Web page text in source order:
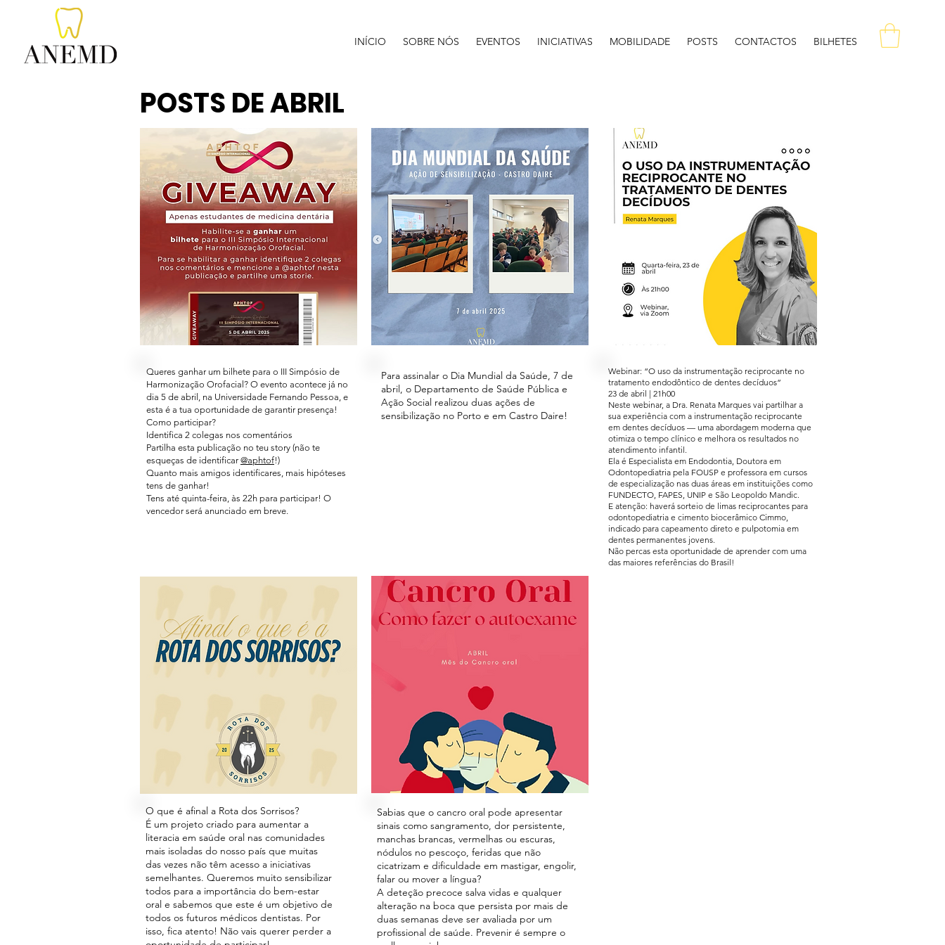
INÍCIO SOBRE NÓS EVENTOS INICIATIVAS MOBILIDADE POSTS CONTACTOS BILHETES
POSTS DE ABRIL
Queres ganhar um bilhete para o III Simpósio de
Harmonização Orofacial? O evento acontece já no
dia 5 de abril, na Universidade Fernando Pessoa, e
esta é a tua oportunidade de garantir presença!
Como participar?
Identifica 2 colegas nos comentários
Partilha esta publicação no teu story (não te
esqueças de identificar@aphtof!)
Quanto mais amigos identificares, mais hipóteses
tens de ganhar!
Tens até quinta-feira, às 22h para participar! O
vencedor será anunciado em breve.
O que é afinal a Rota dos Sorrisos?
É um projeto criado para aumentar a
literacia em saúde oral nas comunidades
mais isoladas do nosso país que muitas
das vezes não têm acesso a iniciativas
semelhantes. Queremos muito sensibilizar
todos para a importância do bem-estar
oral e sabemos que este é um objetivo de
todos os futuros médicos dentistas. Por
isso, fica atento! Não vais querer perder a
Para assinalar o Dia Mundial da Saúde, 7 de
abril, o Departamento de Saúde Pública e
Ação Social realizou duas ações de
sensibilização no Porto e em Castro Daire!
Webinar: “O uso da instrumentação reciprocante no
tratamento endodôntico de dentes decíduos”
23 de abril | 21h00
Neste webinar, a Dra. Renata Marques vai partilhar a
sua experiência com a instrumentação reciprocante
em dentes decíduos — uma abordagem moderna que
otimiza o tempo clínico e melhora os resultados no
atendimento infantil.
Ela é Especialista em Endodontia, Doutora em
Odontopediatria pela FOUSP e professora em cursos
de especialização nas duas áreas em instituições como
FUNDECTO, FAPES, UNIP e São Leopoldo Mandic.
E atenção: haverá sorteio de limas reciprocantes para
odontopediatria e cimento biocerâmico Cimmo,
indicado para capeamento direto e pulpotomia em
dentes permanentes jovens.
Não percas esta oportunidade de aprender com uma
das maiores referências do Brasil!
Sabias que o cancro oral pode apresentar
sinais como sangramento, dor persistente,
manchas brancas, vermelhas ou escuras,
nódulos no pescoço, feridas que não
cicatrizam e dificuldade em mastigar, engolir,
falar ou mover a língua?
A deteção precoce salva vidas e qualquer
alteração na boca que persista por mais de
duas semanas deve ser avaliada por um
profissional de saúde. Prevenir é sempre o